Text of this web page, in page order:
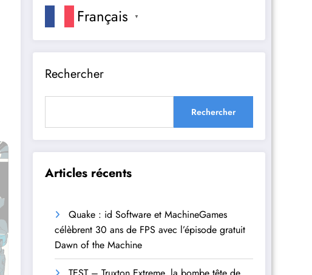
Français ▼
Rechercher
Rechercher
Articles récents
Quake : id Software et MachineGames
célèbrent 30 ans de FPS avec l’épisode gratuit
Dawn of the Machine